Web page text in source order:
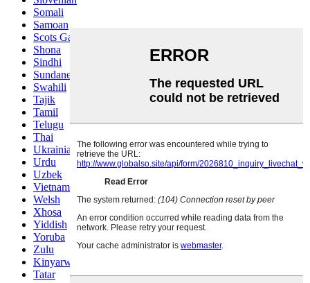
Somali
Samoan
Scots Gaelic
Shona
Sindhi
Sundanese
Swahili
Tajik
Tamil
Telugu
Thai
Ukrainian
Urdu
Uzbek
Vietnamese
Welsh
Xhosa
Yiddish
Yoruba
Zulu
Kinyarwanda
Tatar